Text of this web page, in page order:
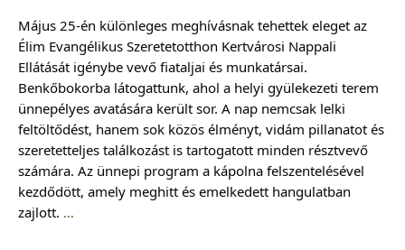
Május 25-én különleges meghívásnak tehettek eleget az
Élim Evangélikus Szeretetotthon Kertvárosi Nappali
Ellátását igénybe vevő fiataljai és munkatársai.
Benkőbokorba látogattunk, ahol a helyi gyülekezeti terem
ünnepélyes avatására került sor. A nap nemcsak lelki
feltöltődést, hanem sok közös élményt, vidám pillanatot és
szeretetteljes találkozást is tartogatott minden résztvevő
számára. Az ünnepi program a kápolna felszentelésével
kezdődött, amely meghitt és emelkedett hangulatban
zajlott. ...